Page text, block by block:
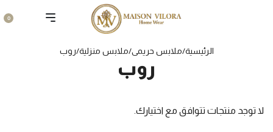
0
الرئيسية/ملابس حريمى/ملابس منزلية/روب
روب
لا توجد منتجات تتوافق مع اختيارك.